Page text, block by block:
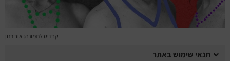
חופשה והופעה
קרדיט לתמונה: אור דנון
תנאי שימוש באתר